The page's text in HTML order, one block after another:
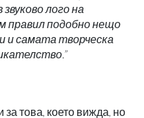
лого на
правил подобно нещо
и самата творческа
за това, което вижда, но